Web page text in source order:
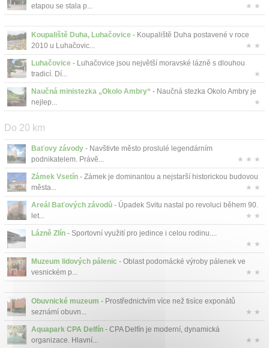
etapou se stala p...
★ ★
Koupaliště Duha, Luhačovice - Koupaliště Duha postavené v roce
2010 u Luhačovic...
★ ★
Luhačovice - Luhačovice jsou největší moravské lázně s dlouhou
tradicí. Dí...
★
Naučná ministezka „Okolo Ambry“ - Naučná stezka Okolo Ambry je
nejlep...
★
Do 20 km
Baťovy závody - Navštivte město proslulé legendárním
podnikatelem. Právě...
★ ★ ★
Zámek Vsetín - Zámek je dominantou a nejstarší historickou budovou
města...
★ ★
Areál Baťových závodů - Úpadek Svitu nastal po revoluci během 90.
let...
★ ★
Lázně Zlín - Sportovní využití pro jedince i celou rodinu....
★ ★
Muzeum lidových pálenic - Oblast podomácké výroby pálenek ve
vesnickém p...
★ ★
Obuvnické muzeum - Prostřednictvím více než tisíce exponátů
seznámí obuvn...
★ ★
Aquapark CPA Delfín - CPA Delfín je moderní, dynamická
organizace. Hlavní...
★ ★